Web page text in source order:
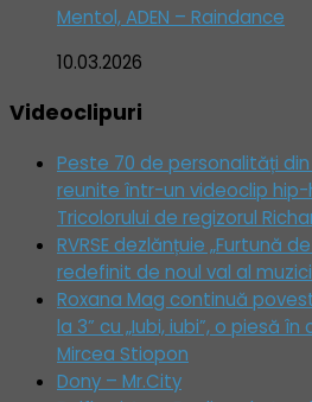
Mentol, ADEN – Raindance
10.03.2026
Videoclipuri
Peste 70 de personalități
reunite într-un videoclip
Tricolorului de regizorul
RVRSE dezlănțuie „Furtună
redefinit de noul val al
Roxana Mag continuă
la 3” cu „Iubi, iubi”, o piesă
Mircea Stiopon
Dony – Mr.City